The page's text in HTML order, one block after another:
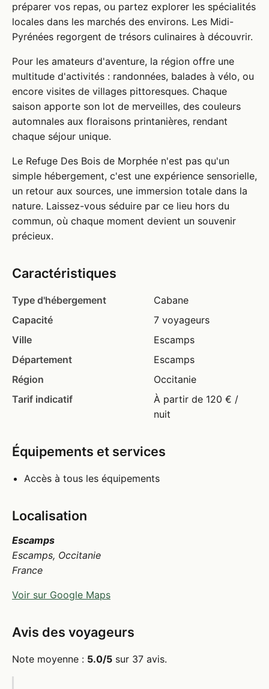
préparer vos repas, ou partez explorer les spécialités
locales dans les marchés des environs. Les Midi-
Pyrénées regorgent de trésors culinaires à découvrir.
Pour les amateurs d'aventure, la région offre une
multitude d'activités : randonnées, balades à vélo, ou
encore visites de villages pittoresques. Chaque
saison apporte son lot de merveilles, des couleurs
automnales aux floraisons printanières, rendant
chaque séjour unique.
Le Refuge Des Bois de Morphée n'est pas qu'un
simple hébergement, c'est une expérience sensorielle,
un retour aux sources, une immersion totale dans la
nature. Laissez-vous séduire par ce lieu hors du
commun, où chaque moment devient un souvenir
précieux.
Caractéristiques
Type d'hébergement
Cabane
Capacité
7 voyageurs
Ville
Escamps
Département
Escamps
Région
Occitanie
Tarif indicatif
À partir de 120 € /
nuit
Équipements et services
Accès à tous les équipements
Localisation
Escamps
Escamps, Occitanie
France
Voir sur Google Maps
Avis des voyageurs
Note moyenne : 5.0/5 sur 37 avis.